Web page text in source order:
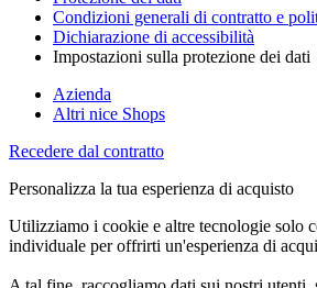
Condizioni generali di contratto e
Dichiarazione di accessibilità
Impostazioni sulla protezione dei dati
Azienda
Altri nice Shops
Recedere dal contratto
Personalizza la tua esperienza di acquisto
Utilizziamo i cookie e altre tecnologie solo
individuale per offrirti un'esperienza di